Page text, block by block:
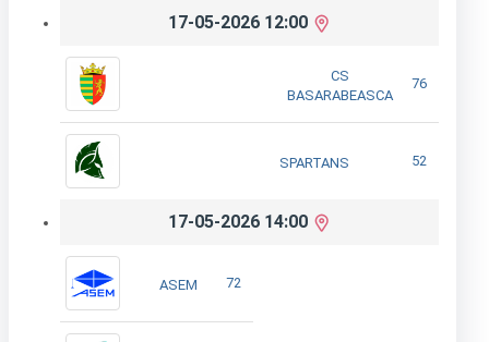
17-05-2026 12:00
CS
BASARABEASCA
76
SPARTANS 52
17-05-2026 14:00
ASEM 72